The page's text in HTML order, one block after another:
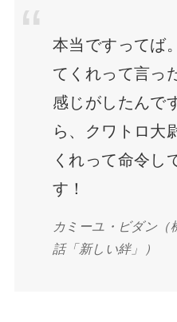
本当ですってば
てくれって言っ
感じがしたんで
ら、クワトロ大
くれって命令し
す！
カミーユ・ビダン
話「新しい絆」）